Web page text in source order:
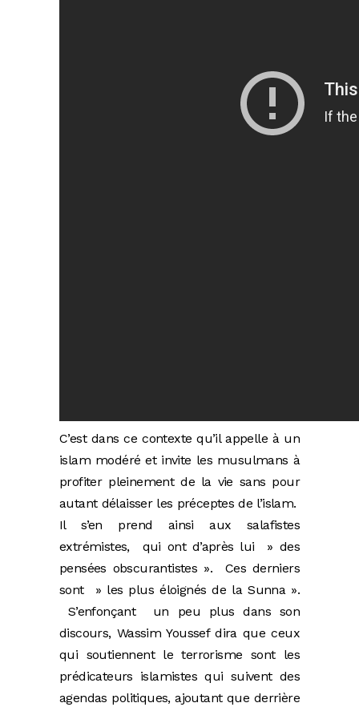
C’est dans ce contexte qu’il appelle à un
islam modéré et invite les musulmans à
profiter pleinement de la vie sans pour
autant délaisser les préceptes de l’islam.
Il s’en prend ainsi aux salafistes
extrémistes, qui ont d’après lui » des
pensées obscurantistes ». Ces derniers
sont » les plus éloignés de la Sunna ».
S’enfonçant un peu plus dans son
discours, Wassim Youssef dira que ceux
qui soutiennent le terrorisme sont les
prédicateurs islamistes qui suivent des
agendas politiques, ajoutant que derrière